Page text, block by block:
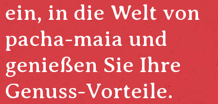
ein, in die Welt von
pacha-maia und
genießen Sie Ihre
Genuss-Vorteile.